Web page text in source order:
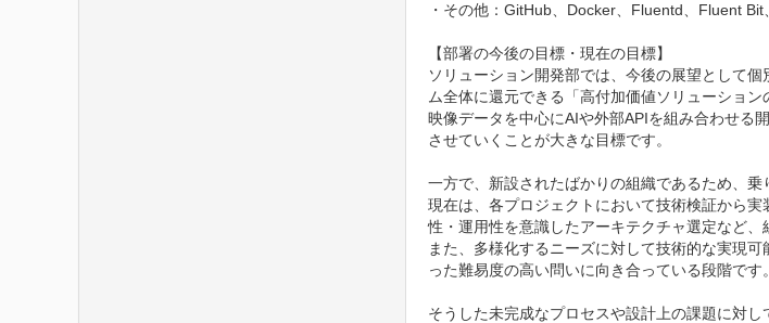
・その他：GitHub、Docker、Fluentd、Fluent Bit
【部署の今後の目標・現在の目標】
ソリューション開発部では、今後の展望として
ム全体に還元できる「高付加価値ソリューション
映像データを中心にAIや外部APIを組み合わせる
させていくことが大きな目標です。
一方で、新設されたばかりの組織であるため、乗
現在は、各プロジェクトにおいて技術検証から
性・運用性を意識したアーキテクチャ選定など
また、多様化するニーズに対して技術的な実現
った難易度の高い問いに向き合っている段階です。
そうした未完成なプロセスや設計上の課題に対